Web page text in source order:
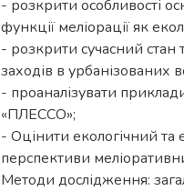
- розкрити особливості
функції меліорації як
- розкрити сучасний стан
заходів в урбанізованих
- проаналізувати
«ПЛЕССО»;
- Оцінити екологічний та
перспективи
Методи дослідження: